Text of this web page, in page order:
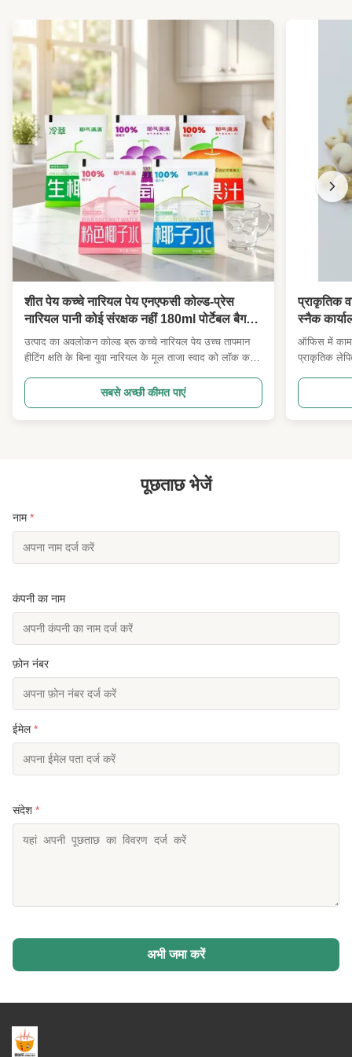
क्रिस्पी स्वाद हरी मटर स्नैक
शीत पेय कच्चे नारियल पेय एनएफसी कोल्ड-प्रेस
नारियल पानी कोई संरक्षक नहीं 180ml पोर्टेबल बैग
रोजमर्रा के पेय के लिए यात्रा सुविधा स्टोर थोक पेय
आयातक
उत्पाद का अवलोकन कोल्ड ब्रू कच्चे नारियल पेय उच्च तापमान
हीटिंग क्षति के बिना युवा नारियल के मूल ताजा स्वाद को लॉक करने
प्रत्येक थैली में 180 मिलीलीटर मध्यम पोर्टेबल क्षमता होती है,
यात्रा, कार्यालय और बाहरी गतिविधियों के लिए ले जाने में आसान
है। उ...
सबसे अच्छी कीमत पाएं
प्राकृतिक
स्नैक
वितरक
ऑफिस में काम
प्राकृतिक
और शुद्ध
रंगद्र...
पूछताछ भेजें
नाम*
कंपनी का नाम
फ़ोन नंबर
ईमेल*
संदेश *
अभी जमा करें